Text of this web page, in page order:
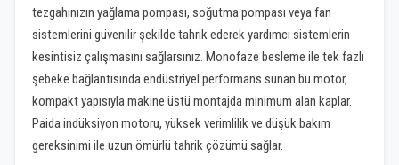
tezgahınızın yağlama pompası, soğutma pompası veya fan
sistemlerini güvenilir şekilde tahrik ederek yardımcı sistemlerin
kesintisiz çalışmasını sağlarsınız. Monofaze besleme ile tek fazlı
şebeke bağlantısında endüstriyel performans sunan bu motor,
kompakt yapısıyla makine üstü montajda minimum alan kaplar.
Paida indüksiyon motoru, yüksek verimlilik ve düşük bakım
gereksinimi ile uzun ömürlü tahrik çözümü sağlar.